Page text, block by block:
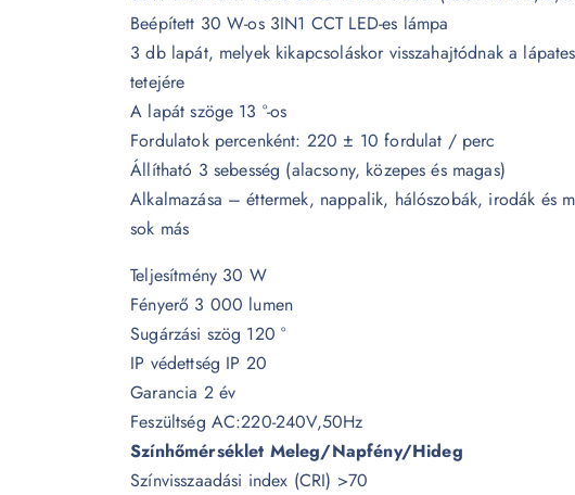
Beépített 30 W-os 3IN1 CCT LED-es lámpa
3 db lapát, melyek kikapcsoláskor visszahajtódnak a
tetejére
A lapát szöge 13 °-os
Fordulatok percenként: 220 ± 10 fordulat / perc
Állítható 3 sebesség (alacsony, közepes és magas)
Alkalmazása – éttermek, nappalik, hálószobák, irodák és
sok más
Teljesítmény 30 W
Fényerő 3 000 lumen
Sugárzási szög 120 °
IP védettség IP 20
Garancia 2 év
Feszültség AC:220-240V,50Hz
Színhőmérséklet Meleg/Napfény/Hideg
Színvisszaadási index (CRI) >70